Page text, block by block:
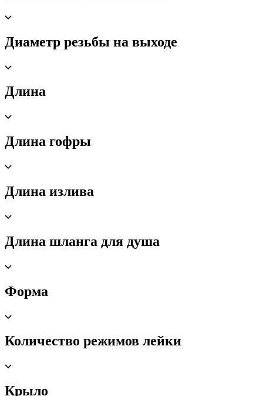
Диаметр резьбы на выходе
Длина
Длина гофры
Длина излива
Длина шланга для душа
Форма
Количество режимов лейки
Крыло